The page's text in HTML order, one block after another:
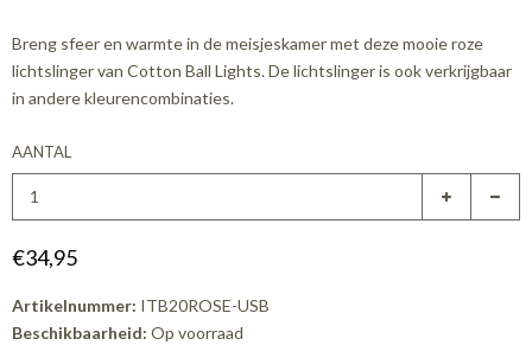
Breng sfeer en warmte in de meisjeskamer met deze mooie roze
lichtslinger van Cotton Ball Lights. De lichtslinger is ook verkrijgbaar
in andere kleurencombinaties.
AANTAL
€34,95
Artikelnummer: ITB20ROSE-USB
Beschikbaarheid: Op voorraad